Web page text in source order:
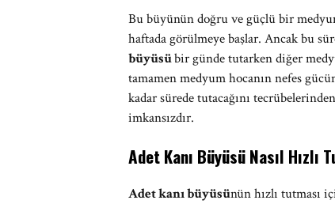
Bu büyünün doğru ve güçlü bir
haftada görülmeye başlar. Ancak bu
büyüsübir günde tutarken diğer
tamamen medyum hocanın nefes
kadar sürede tutacağını
imkansızdır.
Adet Kanı Büyüsü Nasıl Hızlı
Adet kanı büyüsünün hızlı tutması